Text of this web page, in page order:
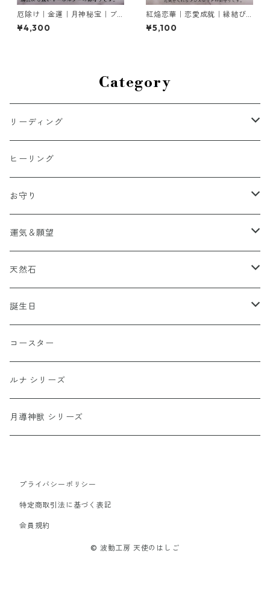
厄除け｜金運｜月神秘宝｜ブ
レスレットの御守り
¥4,300
紅焔恋華｜恋愛成就｜縁結び
｜ブレスレットの御守り
¥5,100
Category
リーディング
波動
ヒーリング
お守り
五芒星
小さなお守りシリーズ
ブレスレット
六芒星
小さなお守りシリーズ
ブレスレット
ブレスレット
イヤリング・ピアス
ストラップ
竹のストラップ
可愛い龍（名前記入なし）
可愛い龍（名前記入あり）
木製キーホルダー
お守り袋
運気＆願望
魔除け・厄除け・悪縁切り・結界
金運・勝負運
人間関係・良縁
恋愛・結婚・出産・子育て・夫婦恋人円満
仕事・就職
健康・長寿
癒し
天然石
神獣
水晶（クリスタル）
黒曜石（オブシディアン）
天眼石
真珠（パール）
琥珀（アンバー）
誕生日
1月
2月
3月
5月
6月
コースター
ルナ シリーズ
月導神獣 シリーズ
プライバシーポリシー
特定商取引法に基づく表記
会員規約
© 波動工房 天使のはしご